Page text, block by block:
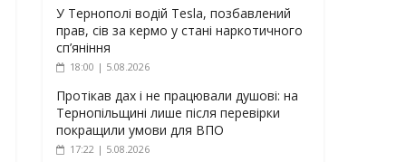
У Тернополі водій Tesla, позбавлений
прав, сів за кермо у стані наркотичного
сп’яніння
18:00 | 5.08.2026
Протікав дах і не працювали душові: на
Тернопільщині лише після перевірки
покращили умови для ВПО
17:22 | 5.08.2026